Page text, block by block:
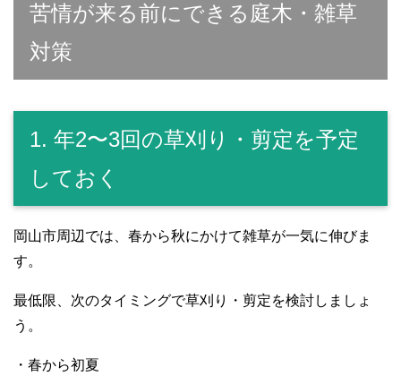
苦情が来る前にできる庭木・雑草
対策
1. 年2〜3回の草刈り・剪定を予定
しておく
岡山市周辺では、春から秋にかけて雑草が一気に伸びま
す。
最低限、次のタイミングで草刈り・剪定を検討しましょ
う。
・春から初夏